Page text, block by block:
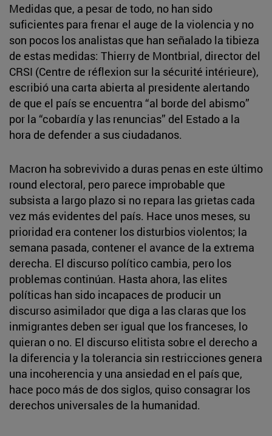
Medidas que, a pesar de todo, no han sido
suficientes para frenar el auge de la violencia y no
son pocos los analistas que han señalado la tibieza
de estas medidas: Thierry de Montbrial, director del
CRSI (Centre de réflexion sur la sécurité intérieure),
escribió una carta abierta al presidente alertando
de que el país se encuentra “al borde del abismo”
por la “cobardía y las renuncias” del Estado a la
hora de defender a sus ciudadanos.
Macron ha sobrevivido a duras penas en este último
round electoral, pero parece improbable que
subsista a largo plazo si no repara las grietas cada
vez más evidentes del país. Hace unos meses, su
prioridad era contener los disturbios violentos; la
semana pasada, contener el avance de la extrema
derecha. El discurso político cambia, pero los
problemas continúan. Hasta ahora, las elites
políticas han sido incapaces de producir un
discurso asimilador que diga a las claras que los
inmigrantes deben ser igual que los franceses, lo
quieran o no. El discurso elitista sobre el derecho a
la diferencia y la tolerancia sin restricciones genera
una incoherencia y una ansiedad en el país que,
hace poco más de dos siglos, quiso consagrar los
derechos universales de la humanidad.